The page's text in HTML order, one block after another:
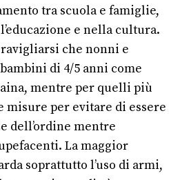
tra scuola e famiglie,
e nella cultura.
che nonni e
di 4/5 anni come
mentre per quelli più
misure per evitare di essere
dell’ordine mentre
La maggior
soprattutto l’uso di armi,